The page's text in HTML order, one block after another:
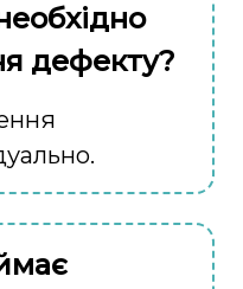
дефекту?